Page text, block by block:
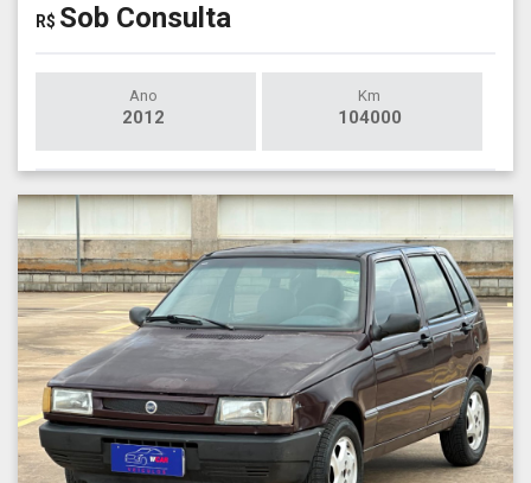
R$ Sob Consulta
Ano
2012
Km
104000